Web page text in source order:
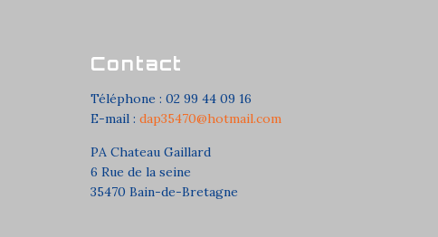
Contact
Téléphone : 02 99 44 09 16
E-mail : dap35470@hotmail.com
PA Chateau Gaillard
6 Rue de la seine
35470 Bain-de-Bretagne